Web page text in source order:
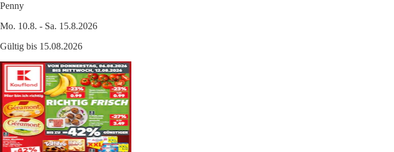
Penny
Mo. 10.8. - Sa. 15.8.2026
Gültig bis 15.08.2026